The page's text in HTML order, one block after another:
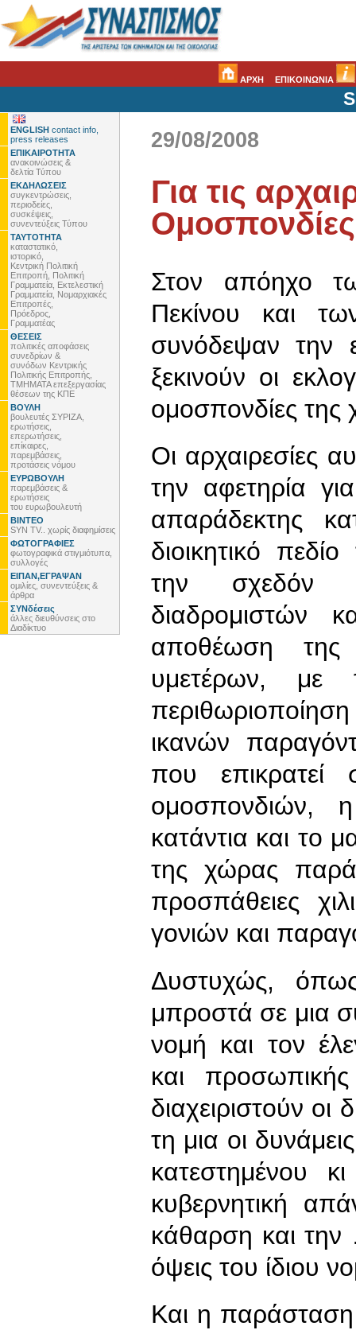
ΑΡΧΗ ΕΠΙΚΟΙΝΩΝΙΑ
ENGLISH contact info,
press releases
ΕΠΙΚΑΙΡΟΤΗΤΑ
ανακοινώσεις &
δελτία Τύπου
ΕΚΔΗΛΩΣΕΙΣ
συγκεντρώσεις,
περιοδείες,
συσκέψεις,
συνεντεύξεις Τύπου
ΤΑΥΤΟΤΗΤΑ
καταστατικό,
ιστορικό,
Κεντρική Πολιτική
Επιτροπή, Πολιτική
Γραμματεία, Εκτελεστική
Γραμματεία, Νομαρχιακές
Επιτροπές,
Πρόεδρος,
Γραμματέας
ΘΕΣΕΙΣ
πολιτικές αποφάσεις
συνεδρίων &
συνόδων Κεντρικής
Πολιτικής Επιτροπής,
ΤΜΗΜΑΤΑ επεξεργασίας
θέσεων της ΚΠΕ
ΒΟΥΛΗ
βουλευτές ΣΥΡΙΖΑ,
ερωτήσεις,
επερωτήσεις,
επίκαιρες,
παρεμβάσεις,
προτάσεις νόμου
ΕΥΡΩΒΟΥΛΗ
παρεμβάσεις &
ερωτήσεις
του ευρωβουλευτή
ΒΙΝΤΕΟ
SYN TV.. χωρίς διαφημίσεις
ΦΩΤΟΓΡΑΦΙΕΣ
φωτογραφικά στιγμιότυπα,
συλλογές
ΕΙΠΑΝ,ΕΓΡΑΨΑΝ
ομιλίες, συνεντεύξεις &
άρθρα
ΣΥΝδέσεις
άλλες διευθύνσεις στο
Διαδίκτυο
29/08/2008
Για τις
Ομοσπονδίες
Στον απόηχο
Πεκίνου και
συνόδεψαν την
ξεκινούν οι
ομοσπονδίες της
Οι αρχαιρεσίες
την αφετηρία
απαράδεκτης
διοικητικό
την σχεδόν
διαδρομιστών
αποθέωση της
υμετέρων, με
ικανών
που επικρατεί
ομοσπονδιών,
κατάντια και το
της χώρας παρά
προσπάθειες
γονιών και
Δυστυχώς,
μπροστά σε μια
νομή και τον
και
διαχειριστούν
τη μια οι
κατεστημένου
κυβερνητική
κάθαρση και
όψεις του ίδιου
Και η παράσταση